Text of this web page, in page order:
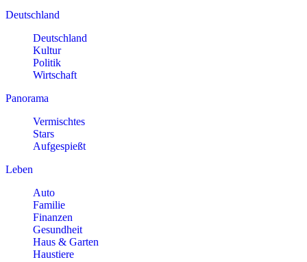
Deutschland
Deutschland
Kultur
Politik
Wirtschaft
Panorama
Vermischtes
Stars
Aufgespießt
Leben
Auto
Familie
Finanzen
Gesundheit
Haus & Garten
Haustiere